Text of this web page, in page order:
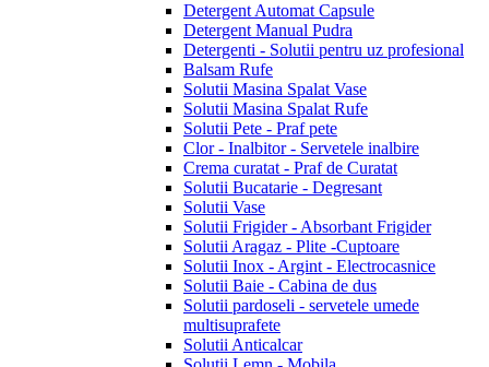
Detergent Automat Capsule
Detergent Manual Pudra
Detergenti - Solutii pentru uz profesional
Balsam Rufe
Solutii Masina Spalat Vase
Solutii Masina Spalat Rufe
Solutii Pete - Praf pete
Clor - Inalbitor - Servetele inalbire
Crema curatat - Praf de Curatat
Solutii Bucatarie - Degresant
Solutii Vase
Solutii Frigider - Absorbant Frigider
Solutii Aragaz - Plite -Cuptoare
Solutii Inox - Argint - Electrocasnice
Solutii Baie - Cabina de dus
Solutii pardoseli - servetele umede
multisuprafete
Solutii Anticalcar